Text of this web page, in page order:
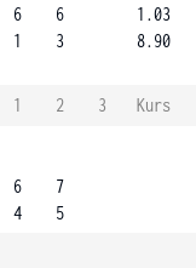
6
1
6
3
1.03
8.90
1 2 3
Kurs
6
4
7
5